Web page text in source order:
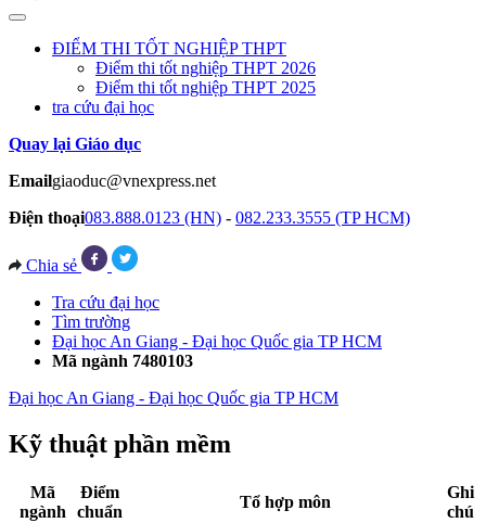
ĐIỂM THI TỐT NGHIỆP THPT
Điểm thi tốt nghiệp THPT 2026
Điểm thi tốt nghiệp THPT 2025
tra cứu đại học
Quay lại Giáo dục
Emailgiaoduc@vnexpress.net
Điện thoại083.888.0123 (HN) - 082.233.3555 (TP HCM)
Chia sẻ
Tra cứu đại học
Tìm trường
Đại học An Giang - Đại học Quốc gia TP HCM
Mã ngành 7480103
Đại học An Giang - Đại học Quốc gia TP HCM
Kỹ thuật phần mềm
Mã
ngành
Điểm
chuẩn
Tổ hợp môn
Ghi
chú